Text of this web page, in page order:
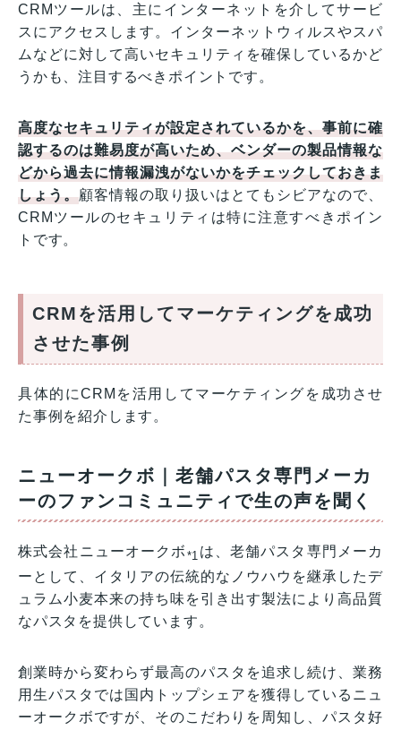
CRMツールは、主にインターネットを介してサービ
スにアクセスします。インターネットウィルスやスパ
ムなどに対して高いセキュリティを確保しているかど
うかも、注目するべきポイントです。
高度なセキュリティが設定されているかを、事前に確
認するのは難易度が高いため、ベンダーの製品情報な
どから過去に情報漏洩がないかをチェックしておきま
しょう。顧客情報の取り扱いはとてもシビアなので、
CRMツールのセキュリティは特に注意すべきポイン
トです。
CRMを活用してマーケティングを成功
させた事例
具体的にCRMを活用してマーケティングを成功させ
た事例を紹介します。
ニューオークボ｜老舗パスタ専門メーカ
ーのファンコミュニティで生の声を聞く
株式会社ニューオークボ *1 は、老舗パスタ専門メーカ
ーとして、イタリアの伝統的なノウハウを継承したデ
ュラム小麦本来の持ち味を引き出す製法により高品質
なパスタを提供しています。
創業時から変わらず最高のパスタを追求し続け、業務
用生パスタでは国内トップシェアを獲得しているニュ
ーオークボですが、そのこだわりを周知し、パスタ好